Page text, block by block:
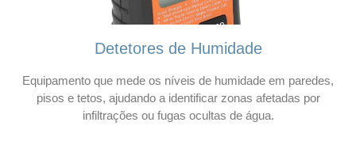
Detetores de Humidade
Equipamento que mede os níveis de humidade em paredes,
pisos e tetos, ajudando a identificar zonas afetadas por
infiltrações ou fugas ocultas de água.